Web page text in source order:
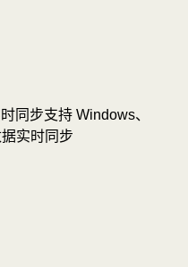
同步支持 Windows、
实时同步